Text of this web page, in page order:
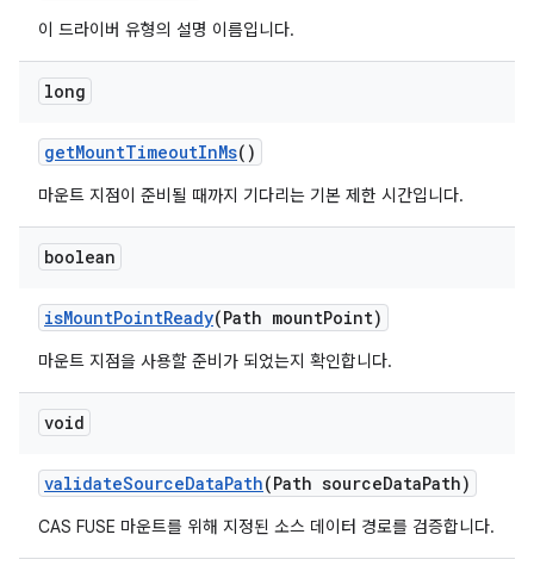
이 드라이버 유형의 설명 이름입니다.
long
getMountTimeoutInMs()
마운트 지점이 준비될 때까지 기다리는 기본 제한 시간입니다.
boolean
isMountPointReady(Path mountPoint)
마운트 지점을 사용할 준비가 되었는지 확인합니다.
void
validateSourceDataPath(Path sourceDataPath)
CAS FUSE 마운트를 위해 지정된 소스 데이터 경로를 검증합니다.